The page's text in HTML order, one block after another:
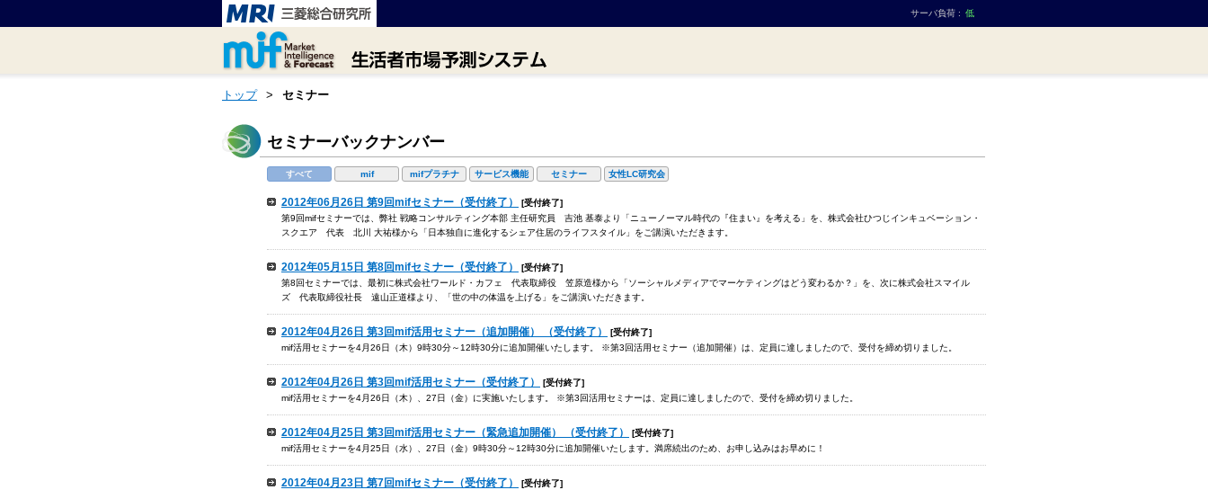
サーバ負荷 : 低
トップ > セミナー
セミナーバックナンバー
すべて mif mifプラチナ サービス機能 セミナー 女性LC研究会
2012年06月26日 第9回mifセミナー（受付終了）
[受付終了]
第9回mifセミナーでは、弊社 戦略コンサルティング本部 主任研究員 吉池 基泰より「ニューノーマル時代の『住まい』を考える」を、株式会社ひつじインキュベーション・
スクエア 代表 北川 大祐様から「日本独自に進化するシェア住居のライフスタイル」をご講演いただきます。
2012年05月15日 第8回mifセミナー（受付終了）
[受付終了]
第8回セミナーでは、最初に株式会社ワールド・カフェ 代表取締役 笠原造様から「ソーシャルメディアでマーケティングはどう変わるか？」を、次に株式会社スマイル
ズ 代表取締役社長 遠山正道様より、「世の中の体温を上げる」をご講演いただきます。
2012年04月26日 第3回mif活用セミナー（追加開催） （受付終了）
[受付終了]
mif活用セミナーを4月26日（木）9時30分～12時30分に追加開催いたします。 ※第3回活用セミナー（追加開催）は、定員に達しましたので、受付を締め切りました。
2012年04月26日 第3回mif活用セミナー（受付終了）
[受付終了]
mif活用セミナーを4月26日（木）、27日（金）に実施いたします。 ※第3回活用セミナーは、定員に達しましたので、受付を締め切りました。
2012年04月25日 第3回mif活用セミナー（緊急追加開催） （受付終了）
[受付終了]
mif活用セミナーを4月25日（水）、27日（金）9時30分～12時30分に追加開催いたします。満席続出のため、お申し込みはお早めに！
2012年04月23日 第7回mifセミナー（受付終了）
[受付終了]